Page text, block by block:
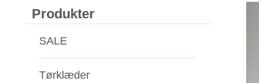
Produkter
SALE
Tørklæder